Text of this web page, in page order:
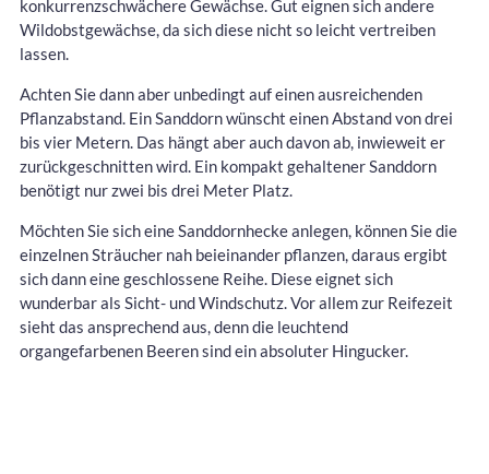
konkurrenzschwächere Gewächse. Gut eignen sich andere
Wildobstgewächse, da sich diese nicht so leicht vertreiben
lassen.
Achten Sie dann aber unbedingt auf einen ausreichenden
Pflanzabstand. Ein Sanddorn wünscht einen Abstand von drei
bis vier Metern. Das hängt aber auch davon ab, inwieweit er
zurückgeschnitten wird. Ein kompakt gehaltener Sanddorn
benötigt nur zwei bis drei Meter Platz.
Möchten Sie sich eine Sanddornhecke anlegen, können Sie die
einzelnen Sträucher nah beieinander pflanzen, daraus ergibt
sich dann eine geschlossene Reihe. Diese eignet sich
wunderbar als Sicht- und Windschutz. Vor allem zur Reifezeit
sieht das ansprechend aus, denn die leuchtend
organgefarbenen Beeren sind ein absoluter Hingucker.